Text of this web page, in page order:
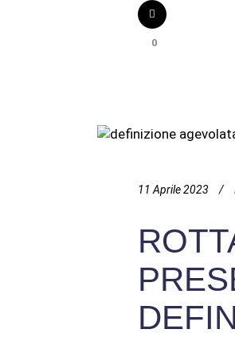
0
11 Aprile 2023